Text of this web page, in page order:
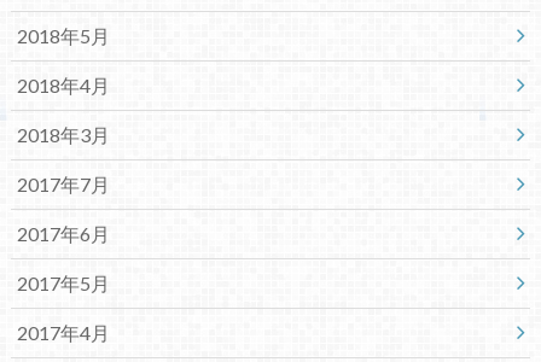
2018年5月
2018年4月
2018年3月
2017年7月
2017年6月
2017年5月
2017年4月